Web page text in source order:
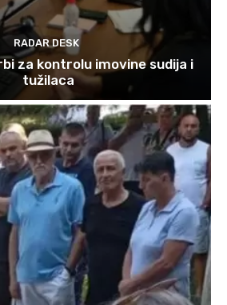
RADAR DESK
za kontrolu imovine sudija i
tužilaca